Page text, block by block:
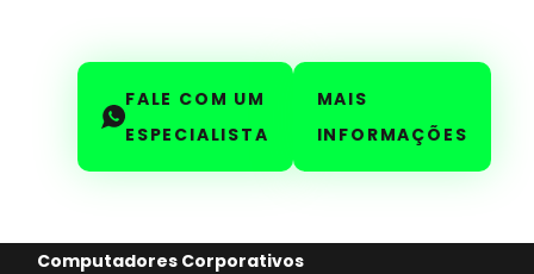
FALE COM UM
ESPECIALISTA
MAIS
INFORMAÇÕES
Computadores Corporativos